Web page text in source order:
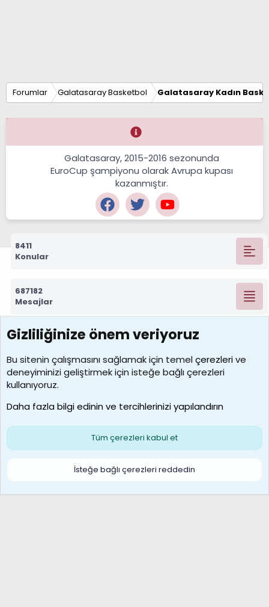
Forumlar Galatasaray Basketbol Galatasaray Kadın
Galatasaray, 2015-2016 sezonunda
EuroCup şampiyonu olarak Avrupa kupası
kazanmıştır.
8411
Konular
687182
Mesajlar
7388
Kullanıcılar
borabekirogluu
Son üye
Çerezler
S
Gizliliğinize önem veriyoruz
Bu sitenin çalışmasını sağlamak için temelçerezlerive
deneyiminizi geliştirmek için isteğe bağlı çerezleri
kullanıyoruz.
Daha fazla bilgi edinin ve tercihlerinizi yapılandırın
Tüm çerezleri kabul et
İsteğe bağlı çerezleri reddedin